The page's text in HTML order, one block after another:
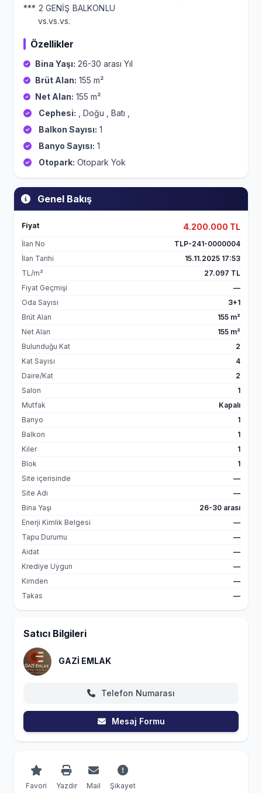
Genel Bakış
Fiyat 4.200.000 TL
İlan No
TLP-241-0000004
İlan Tarihi
15.11.2025 17:53
TL/m²
27.097 TL
Fiyat Geçmişi
—
Oda Sayısı
3+1
Brüt Alan
155 m²
Net Alan
155 m²
Bulunduğu Kat
2
Kat Sayısı
4
Daire/Kat
2
Salon
1
Mutfak
Kapalı
Banyo
1
Balkon
1
Kiler
1
Blok
1
Site içerisinde
—
Site Adı
—
Bina Yaşı
26-30 arası
Enerji Kimlik Belgesi
—
Tapu Durumu
—
Aidat
—
Krediye Uygun
—
Kimden
—
Takas
—
Satıcı Bilgileri
GAZİ EMLAK
Telefon Numarası
Mesaj Formu
Favori Yazdır Mail Şikayet
*** 2 GENİŞ BALKONLU
vs.vs.vs.
Özellikler
Bina Yaşı: 26-30 arası Yıl
Brüt Alan: 155 m²
Net Alan: 155 m²
Cephesi: , Doğu , Batı ,
Balkon Sayısı: 1
Banyo Sayısı: 1
Otopark: Otopark Yok